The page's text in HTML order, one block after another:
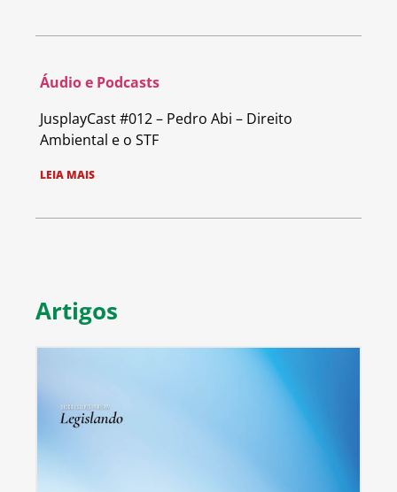
Áudio e Podcasts
JusplayCast #012 – Pedro Abi – Direito
Ambiental e o STF
LEIA MAIS
Artigos